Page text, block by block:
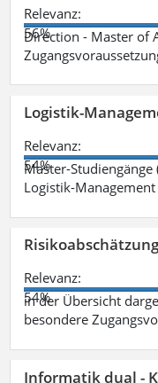
Relevanz:
56%
Direction - Master of
Logistik-
Relevanz:
54%
Master-
Logistik-
Relevanz:
54%
in der Übersicht
besondere
Informatik dual -